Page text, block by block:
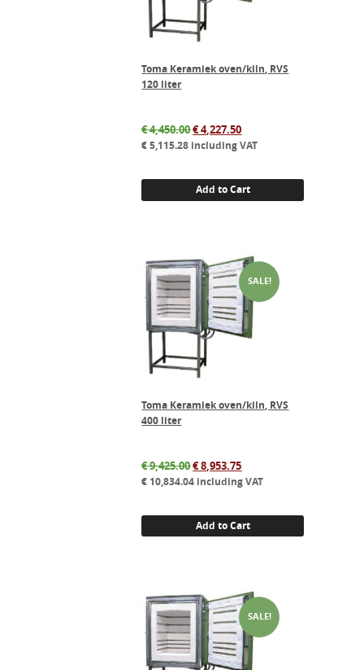
Toma Keramiek oven/kiln, RVS
120 liter
€4,450.00Original
price
€ 4,450.00.
€4,227.50Current
price
€ 4,227.50.
€5,115.28 including VAT
Add to Cart
SALE!
Toma Keramiek oven/kiln, RVS
400 liter
€9,425.00Original
price
€ 9,425.00.
€8,953.75Current
price
€ 8,953.75.
€ 10,834.04 including VAT
Add to Cart
SALE!